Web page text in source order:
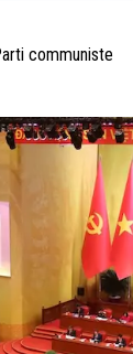
communiste